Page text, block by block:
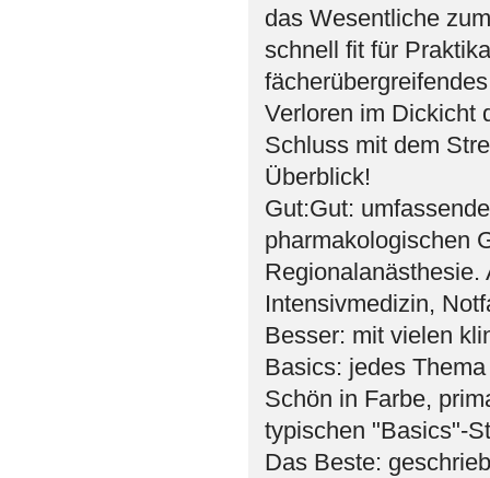
das Wesentliche
schnell fit für
Verloren im Dickicht
Schluss mit dem
Überblick!
Gut:Gut:
pharmakologischen
Intensivmedizin,
Besser: mit vielen
Basics: jedes
Schön in Farbe,
typischen "Basics"-
Das Beste: